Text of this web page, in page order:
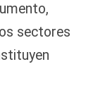
sectores